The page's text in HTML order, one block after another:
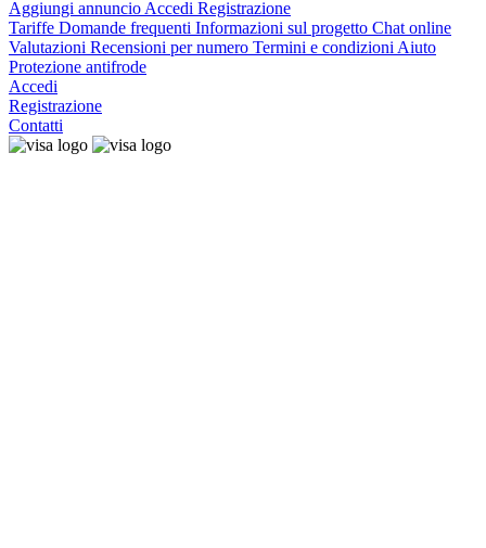
Aggiungi annuncio Accedi Registrazione
Tariffe Domande frequenti Informazioni sul progetto Chat online
Valutazioni Recensioni per numero Termini e condizioni Aiuto
Protezione antifrode
Accedi
Registrazione
Contatti